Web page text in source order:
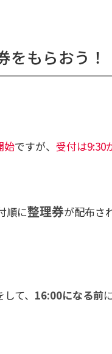
をもらおう！
始ですが、 受付は9:30
順に整理券が配布さ
て、 16:00になる前